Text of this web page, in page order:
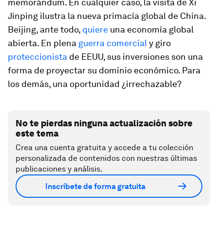
memorándum. En cualquier caso, la visita de Xi
Jinping ilustra la nueva primacía global de China.
Beijing, ante todo, quiere una economía global
abierta. En plena guerra comercialy giro
proteccionista de EEUU, sus inversiones son una
forma de proyectar su dominio económico. Para
los demás, una oportunidad ¿irrechazable?
No te pierdas ninguna actualización sobre
este tema
Crea una cuenta gratuita y accede a tu colección
personalizada de contenidos con nuestras últimas
publicaciones y análisis.
Inscríbete de forma gratuita